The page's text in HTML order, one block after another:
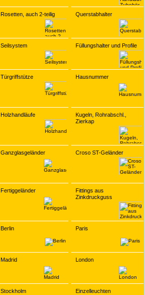
Rosetten, auch 2-teilig Querstabhalter
Seilsystem Füllungshalter und Profile
Türgriffstütze Hausnummer
Holzhandläufe
Kugeln, Rohrabschl.,
Zierkap
Ganzglasgeländer Croso ST-Geländer
Fertiggeländer
Fittings aus
Zinkdruckguss
Berlin Paris
Madrid London
Stockholm Einzelleuchten